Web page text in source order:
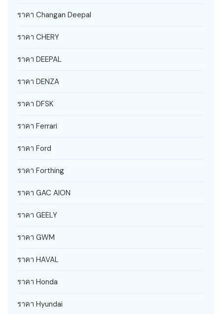
ราคา Changan Deepal
ราคา CHERY
ราคา DEEPAL
ราคา DENZA
ราคา DFSK
ราคา Ferrari
ราคา Ford
ราคา Forthing
ราคา GAC AION
ราคา GEELY
ราคา GWM
ราคา HAVAL
ราคา Honda
ราคา Hyundai